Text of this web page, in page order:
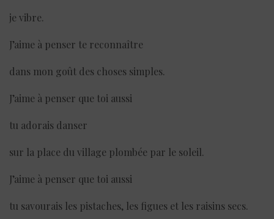
je vibre.
J’aime à penser te reconnaître
dans mon goût des choses simples.
J’aime à penser que toi aussi
tu adorais danser
sur la place du village plombée par le soleil.
J’aime à penser que toi aussi
tu savourais les pistaches, les figues et les raisins secs.